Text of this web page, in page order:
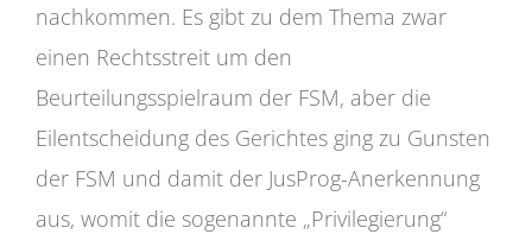
nachkommen. Es gibt zu dem Thema zwar
einen Rechtsstreit um den
Beurteilungsspielraum der FSM, aber die
Eilentscheidung des Gerichtes ging zu Gunsten
der FSM und damit der JusProg-Anerkennung
aus, womit die sogenannte „Privilegierung“